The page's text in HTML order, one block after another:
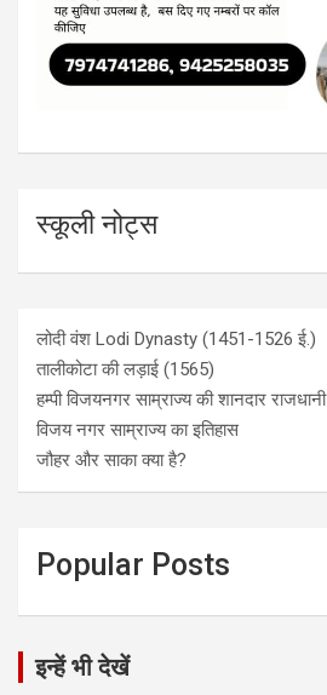
स्कूली नोट्स
लोदी वंश Lodi Dynasty (1451-1526 ई.)
तालीकोटा की लड़ाई (1565)
हम्पी विजयनगर साम्राज्य की शानदार राजधानी
विजय नगर साम्राज्य का इतिहास
जौहर और साका क्या है?
Popular Posts
इन्हें भी देखें